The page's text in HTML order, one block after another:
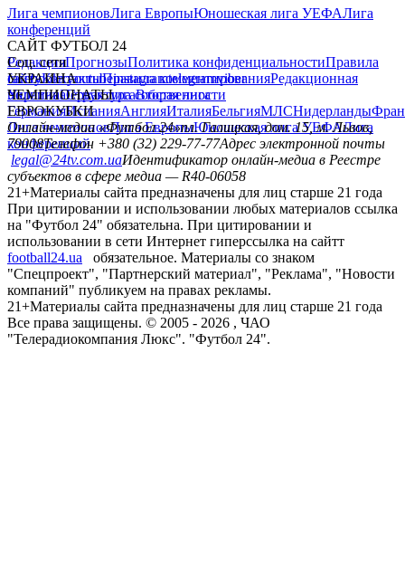
Лига чемпионовЛига ЕвропыЮношеская лига УЕФАЛига
конференций
САЙТ ФУТБОЛ 24
РедакцияПрогнозыПолитика конфиденциальностиПравила
сайтуКонтактыПравила комментированияРедакционная
политикаСтруктура собственности
Соц. сети
facebookxyoutubeinstagramtelegramviber
УКРАИНА
УкраинаПервая лигаВторая лига
ЧЕМПИОНАТЫ
ГерманияИспанияАнглияИталияБельгияМЛСНидерланды
ЕВРОКУБКИ
Лига чемпионовЛига ЕвропыЮношеская лига УЕФАЛига
конференций
Онлайн-медиа «Футбол 24»пл. Галицкая, дом. 15, м. Львов,
79008Телефон +380 (32) 229-77-77Адрес электронной почты
legal@24tv.com.uaИдентификатор онлайн-медиа в Реестре
субъектов в сфере медиа — R40-06058
21+Материалы сайта предназначены для лиц старше 21 года
При цитировании и использовании любых материалов ссылка
на "Футбол 24" обязательна. При цитировании и
использовании в сети Интернет гиперссылка на сайтт
football24.ua
обязательное. Материалы со знаком
"Спецпроект", "Партнерский материал", "Реклама", "Новости
компаний" публикуем на правах рекламы.
21+Материалы сайта предназначены для лиц старше 21 года
Все права защищены. © 2005 - 2026 , ЧАО
"Телерадиокомпания Люкс". "Футбол 24".